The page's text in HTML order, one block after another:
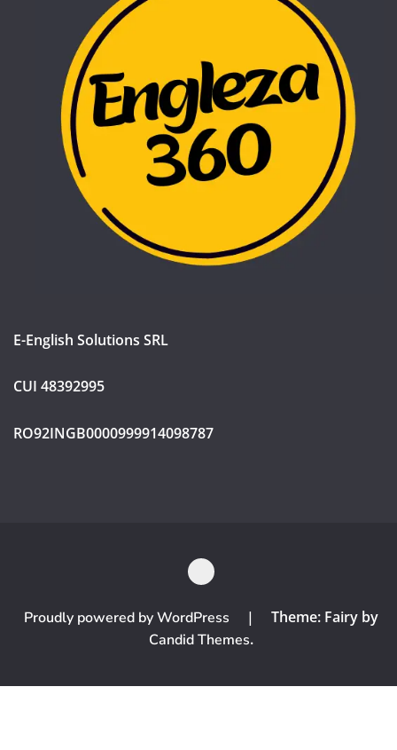
E-English Solutions SRL
CUI 48392995
RO92INGB0000999914098787
Proudly powered by WordPress |
Theme: Fairy by
Candid Themes.